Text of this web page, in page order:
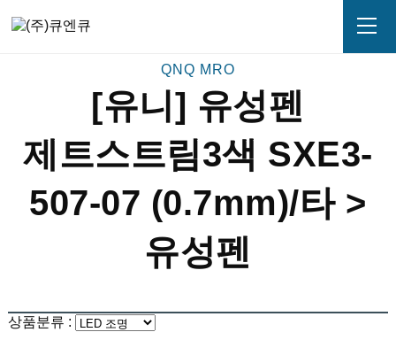
[유니] 유성펜
제트스트림3색 SXE3-
507-07 (0.7mm)/타 >
유성펜
상품분류 :